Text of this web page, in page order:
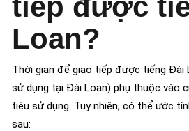
Loan?
Thời gian để giao tiếp được tiếng Đài
sử dụng tại Đài Loan) phụ thuộc vào
tiêu sử dụng. Tuy nhiên, có thể ước
sau: